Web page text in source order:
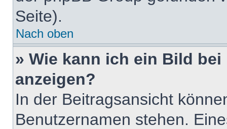
Seite).
Nach oben
» Wie kann ich ein Bild
anzeigen?
In der Beitragsansicht
Benutzernamen stehen.